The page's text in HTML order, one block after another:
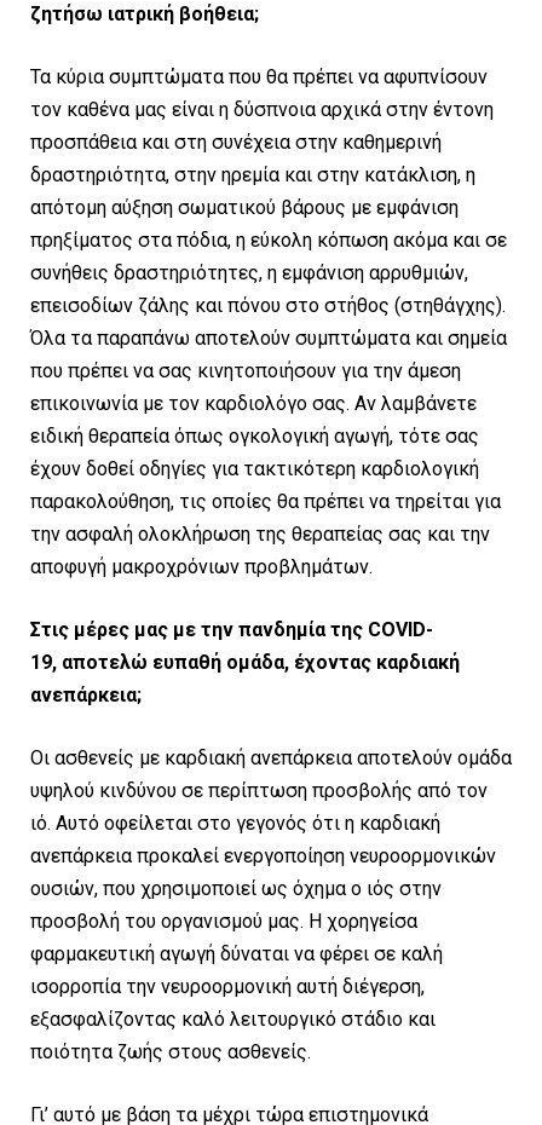
ζητήσω ιατρική βοήθεια;
Τα κύρια συμπτώματα που θα πρέπει να αφυπνίσουν
τον καθένα μας είναι η δύσπνοια αρχικά στην έντονη
προσπάθεια και στη συνέχεια στην καθημερινή
δραστηριότητα, στην ηρεμία και στην κατάκλιση, η
απότομη αύξηση σωματικού βάρους με εμφάνιση
πρηξίματος στα πόδια, η εύκολη κόπωση ακόμα και σε
συνήθεις δραστηριότητες, η εμφάνιση αρρυθμιών,
επεισοδίων ζάλης και πόνου στο στήθος (στηθάγχης).
Όλα τα παραπάνω αποτελούν συμπτώματα και σημεία
που πρέπει να σας κινητοποιήσουν για την άμεση
επικοινωνία με τον καρδιολόγο σας. Αν λαμβάνετε
ειδική θεραπεία όπως ογκολογική αγωγή, τότε σας
έχουν δοθεί οδηγίες για τακτικότερη καρδιολογική
παρακολούθηση, τις οποίες θα πρέπει να τηρείται για
την ασφαλή ολοκλήρωση της θεραπείας σας και την
αποφυγή μακροχρόνιων προβλημάτων.
Στις μέρες μας με την πανδημία της COVID-
19, αποτελώ ευπαθή ομάδα, έχοντας καρδιακή
ανεπάρκεια;
Οι ασθενείς με καρδιακή ανεπάρκεια αποτελούν ομάδα
υψηλού κινδύνου σε περίπτωση προσβολής από τον
ιό. Αυτό οφείλεται στο γεγονός ότι η καρδιακή
ανεπάρκεια προκαλεί ενεργοποίηση νευροορμονικών
ουσιών, που χρησιμοποιεί ως όχημα ο ιός στην
προσβολή του οργανισμού μας. Η χορηγείσα
φαρμακευτική αγωγή δύναται να φέρει σε καλή
ισορροπία την νευροορμονική αυτή διέγερση,
εξασφαλίζοντας καλό λειτουργικό στάδιο και
ποιότητα ζωής στους ασθενείς.
Γι’ αυτό με βάση τα μέχρι τώρα επιστημονικά